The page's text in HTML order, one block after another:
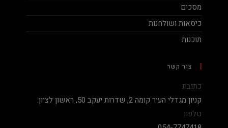
מסכים
כיסאות ושולחנות
תוכנות
צור קשר
כתובת
קניון מגדלי העיר קומה 2, שדרות יעקב 50, ראשון לציון.
טלפון